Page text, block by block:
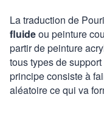
La traduction de
fluideou peinture
partir de peinture
tous types de
principe consiste à
aléatoire ce qui va